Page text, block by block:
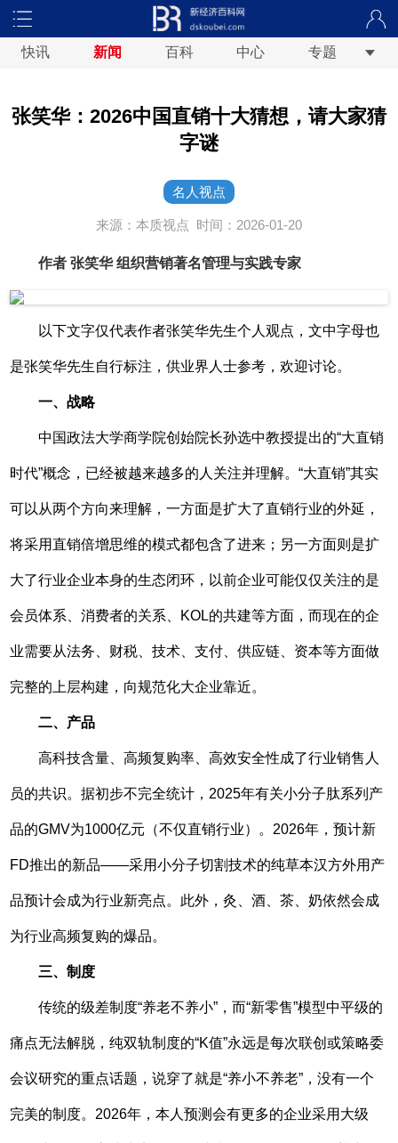
快讯 新闻 百科 中心 专题
张笑华：2026中国直销十大猜想，请大家猜
字谜
名人视点
来源：本质视点 时间：2026-01-20
作者 张笑华 组织营销著名管理与实践专家
以下文字仅代表作者张笑华先生个人观点，文中字母也
是张笑华先生自行标注，供业界人士参考，欢迎讨论。
一、战略
中国政法大学商学院创始院长孙选中教授提出的“大直销
时代”概念，已经被越来越多的人关注并理解。“大直销”其实
可以从两个方向来理解，一方面是扩大了直销行业的外延，
将采用直销倍增思维的模式都包含了进来；另一方面则是扩
大了行业企业本身的生态闭环，以前企业可能仅仅关注的是
会员体系、消费者的关系、KOL的共建等方面，而现在的企
业需要从法务、财税、技术、支付、供应链、资本等方面做
完整的上层构建，向规范化大企业靠近。
二、产品
高科技含量、高频复购率、高效安全性成了行业销售人
员的共识。据初步不完全统计，2025年有关小分子肽系列产
品的GMV为1000亿元（不仅直销行业）。2026年，预计新
FD推出的新品——采用小分子切割技术的纯草本汉方外用产
品预计会成为行业新亮点。此外，灸、酒、茶、奶依然会成
为行业高频复购的爆品。
三、制度
传统的级差制度“养老不养小”，而“新零售”模型中平级的
痛点无法解脱，纯双轨制度的“K值”永远是每次联创或策略委
会议研究的重点话题，说穿了就是“养小不养老”，没有一个
完美的制度。2026年，本人预测会有更多的企业采用大级